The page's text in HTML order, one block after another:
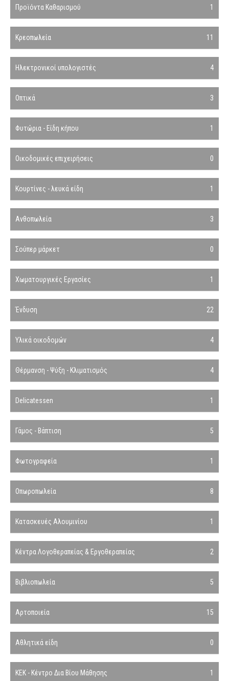
Προϊόντα Καθαρισμού 1
Κρεοπωλεία 11
Ηλεκτρονικοί υπολογιστές 4
Οπτικά 3
Φυτώρια - Είδη κήπου 1
Οικοδομικές επιχειρήσεις 0
Κουρτίνες - λευκά είδη 1
Ανθοπωλεία 3
Σούπερ μάρκετ 0
Χωματουργικές Εργασίες 1
Ένδυση 22
Υλικά οικοδομών 4
Θέρμανση - Ψύξη - Κλιματισμός 4
Delicatessen 1
Γάμος - Βάπτιση 5
Φωτογραφεία 1
Οπωροπωλεία 8
Κατασκευές Αλουμινίου 1
Κέντρα Λογοθεραπείας & Εργοθεραπείας 2
Βιβλιοπωλεία 5
Αρτοποιεία 15
Αθλητικά είδη 0
ΚΕΚ - Κέντρο Δια Βίου Μάθησης 1